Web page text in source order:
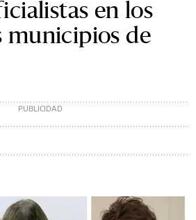
en los
municipios de